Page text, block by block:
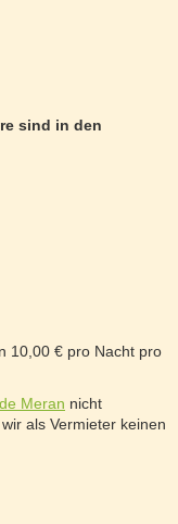
sind in den
10,00 € pro Nacht pro
Meran nicht
als Vermieter keinen